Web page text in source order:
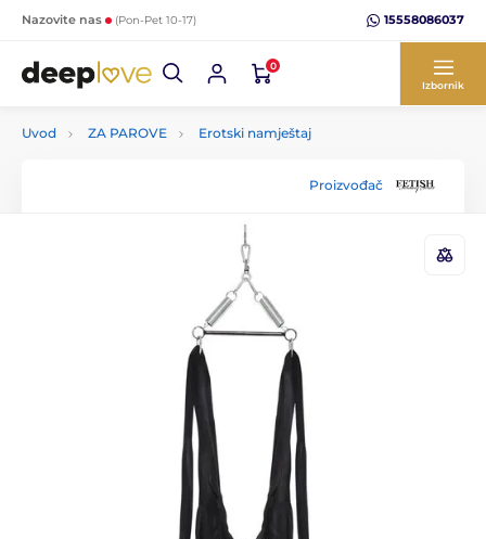
Nazovite nas (Pon-Pet 10-17) 15558086037
0
Izbornik
Uvod ZA PAROVE Erotski namještaj
Proizvođač